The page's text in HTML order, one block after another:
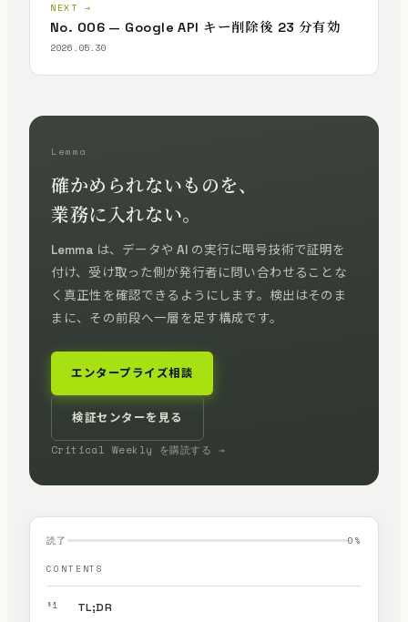
NEXT →
No. 006 — Google API キー削除後 23 分有効
2026.05.30
Lemma
確かめられないものを、
業務に入れない。
Lemma は、データや AI の実行に暗号技術で証明を
付け、受け取った側が発行者に問い合わせることな
く真正性を確認できるようにします。検出はそのま
まに、その前段へ一層を足す構成です。
エンタープライズ相談
検証センターを見る
Critical Weekly を購読する →
読了 0 %
CONTENTS
§1 TL;DR